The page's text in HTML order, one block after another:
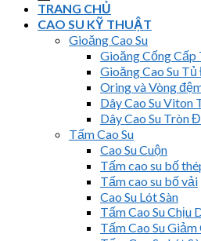
TRANG CHỦ
CAO SU KỸ THUẬT
Gioăng Cao Su
Gioăng Cống
Gioăng Cao Su
Oring và Vòng
Dây Cao Su Viton
Dây Cao Su Tròn
Tấm Cao Su
Cao Su Cuộn
Tấm cao su bố
Tấm cao su bố vải
Cao Su Lót Sàn
Tấm Cao Su Chịu
Tấm Cao Su Giảm